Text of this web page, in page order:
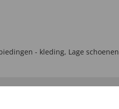
- kleding, Lage schoenen